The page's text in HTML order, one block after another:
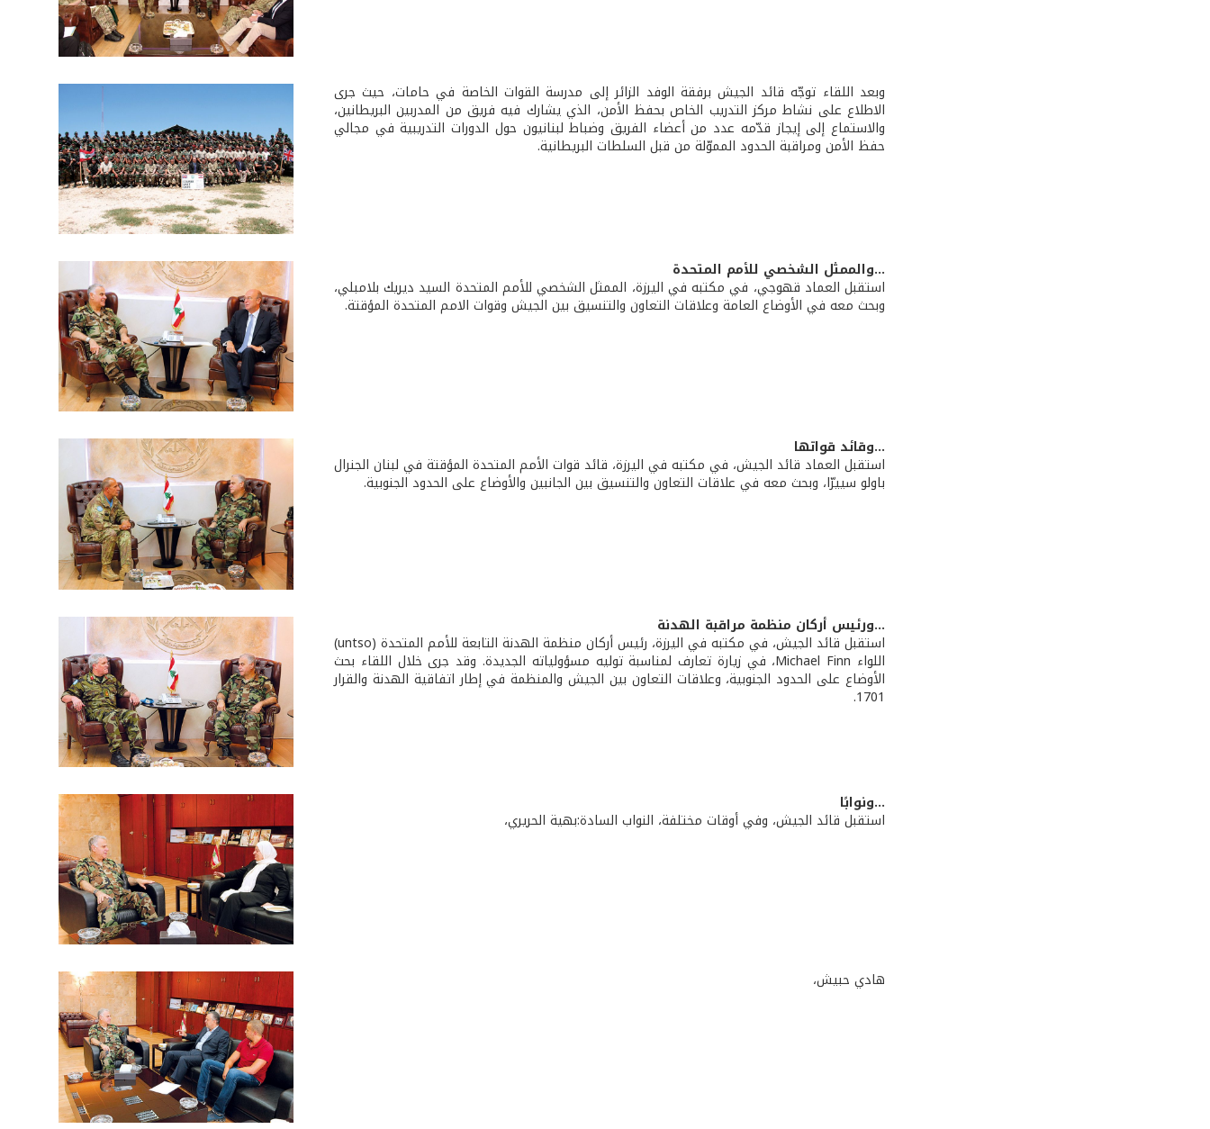
وبعد اللقاء توجّه قائد الجيش برفقة الوفد الزائر إلى مدرسة القوات الخاصة في حامات، حيث جرى
الاطلاع على نشاط مركز التدريب الخاص بحفظ الأمن، الذي يشارك فيه فريق من المدربين البريطانين،
والاستماع إلى إيجاز قدّمه عدد من أعضاء الفريق وضباط لبنانيون حول الدورات التدريبية في مجالي
حفظ الأمن ومراقبة الحدود المموّلة من قبل السلطات البريطانية.
...والممثل الشخصي للأمم المتحدة
استقبل العماد قهوجي، في مكتبه في اليرزة، الممثل الشخصي للأمم المتحدة السيد ديريك بلامبلي،
وبحث معه في الأوضاع العامة وعلاقات التعاون والتنسيق بين الجيش وقوات الامم المتحدة المؤقتة.
...وقائد قواتها
استقبل العماد قائد الجيش، في مكتبه في اليرزة، قائد قوات الأمم المتحدة المؤقتة في لبنان الجنرال
باولو سييرّا، وبحث معه في علاقات التعاون والتنسيق بين الجانبين والأوضاع على الحدود الجنوبية.
...ورئيس أركان منظمة مراقبة الهدنة
استقبل قائد الجيش، في مكتبه في اليرزة، رئيس أركان منظمة الهدنة التابعة للأمم المتحدة (untso)
اللواء Michael Finn، في زيارة تعارف لمناسبة توليه مسؤولياته الجديدة. وقد جرى خلال اللقاء بحث
الأوضاع على الحدود الجنوبية، وعلاقات التعاون بين الجيش والمنظمة في إطار اتفاقية الهدنة والقرار
1701.
...ونوابًا
استقبل قائد الجيش، وفي أوقات مختلفة، النواب السادة:بهية الحريري،
هادي حبيش،